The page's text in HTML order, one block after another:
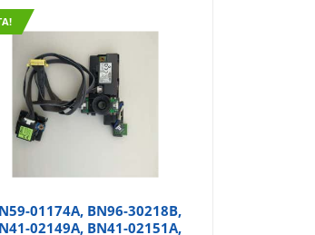
01174A, BN96-30218B,
02149A, BN41-02151A,